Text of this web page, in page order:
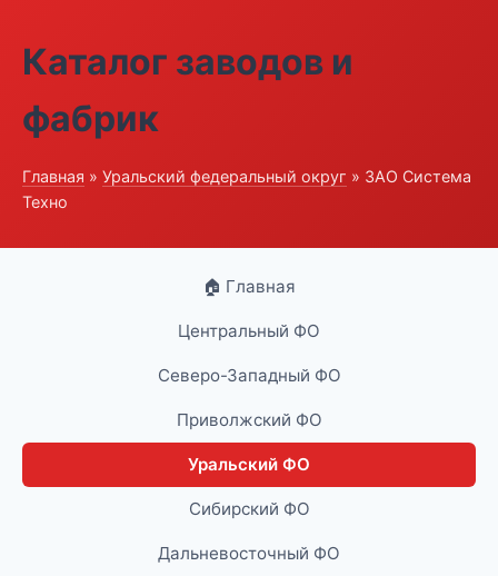
Каталог заводов и
фабрик
Главная » Уральский федеральный округ » ЗАО Система
Техно
🏠 Главная
Центральный ФО
Северо-Западный ФО
Приволжский ФО
Уральский ФО
Сибирский ФО
Дальневосточный ФО